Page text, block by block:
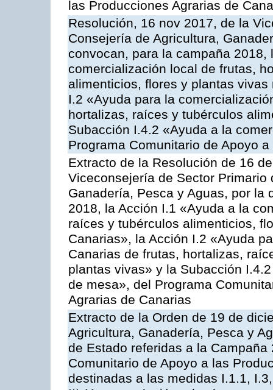
las Producciones Agrarias de
Resolución, 16 nov 2017, de la
Consejería de Agricultura,
convocan, para la campaña 2018,
comercialización local de frutas,
alimenticios, flores y plantas
I.2 «Ayuda para la
hortalizas, raíces y tubérculos
Subacción I.4.2 «Ayuda a la
Programa Comunitario de Apoyo
Extracto de la Resolución de 16
Viceconsejería de Sector
Ganadería, Pesca y Aguas, por la
2018, la Acción I.1 «Ayuda a la
raíces y tubérculos alimenticios,
Canarias», la Acción I.2 «Ayuda
Canarias de frutas, hortalizas,
plantas vivas» y la Subacción
de mesa», del Programa
Agrarias de Canarias
Extracto de la Orden de 19 de
Agricultura, Ganadería, Pesca y
de Estado referidas a la
Comunitario de Apoyo a las
destinadas a las medidas I.1.1,